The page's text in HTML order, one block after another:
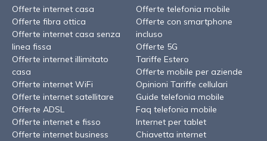
Offerte internet casa
Offerte fibra ottica
Offerte internet casa senza
linea fissa
Offerte internet illimitato
casa
Offerte internet WiFi
Offerte internet satellitare
Offerte ADSL
Offerte internet e fisso
Offerte internet business
Offerte telefonia mobile
Offerte con smartphone
incluso
Offerte 5G
Tariffe Estero
Offerte mobile per aziende
Opinioni Tariffe cellulari
Guide telefonia mobile
Faq telefonia mobile
Internet per tablet
Chiavetta internet